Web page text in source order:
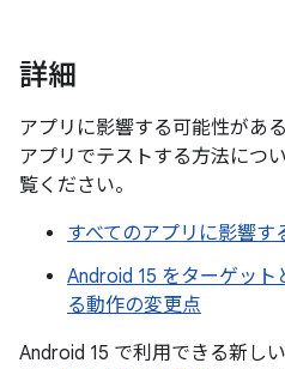
詳細
アプリに影響する可能性があ
アプリでテストする方法につ
覧ください。
すべてのアプリに影響す
Android 15 をターゲッ
る動作の変更点
Android 15 で利用できる新し